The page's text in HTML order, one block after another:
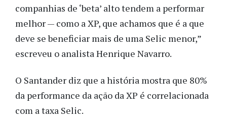
companhias de ‘beta’ alto tendem a performar
melhor — como a XP, que achamos que é a que
deve se beneficiar mais de uma Selic menor,”
escreveu o analista Henrique Navarro.
O Santander diz que a história mostra que 80%
da performance da ação da XP é correlacionada
com a taxa Selic.